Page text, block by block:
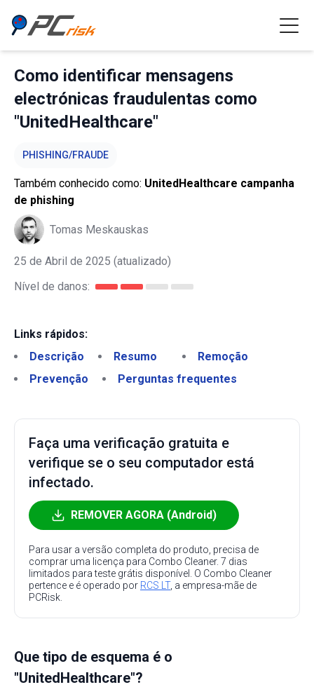
Como identificar mensagens
electrónicas fraudulentas como
"UnitedHealthcare"
PHISHING/FRAUDE
Também conhecido como: UnitedHealthcare campanha
de phishing
Tomas Meskauskas
25 de Abril de 2025 (atualizado)
Nível de danos:
Links rápidos:
Descrição
Resumo
Remoção
Prevenção
Perguntas frequentes
Faça uma verificação gratuita e
verifique se o seu computador está
infectado.
REMOVER AGORA (Android)
Para usar a versão completa do produto, precisa de
comprar uma licença para Combo Cleaner. 7 dias
limitados para teste grátis disponível. O Combo Cleaner
pertence e é operado por RCS LT, a empresa-mãe de
PCRisk.
Que tipo de esquema é o
"UnitedHealthcare"?